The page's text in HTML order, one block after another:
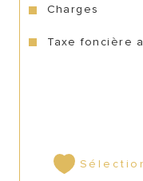
Charges
Taxe foncière